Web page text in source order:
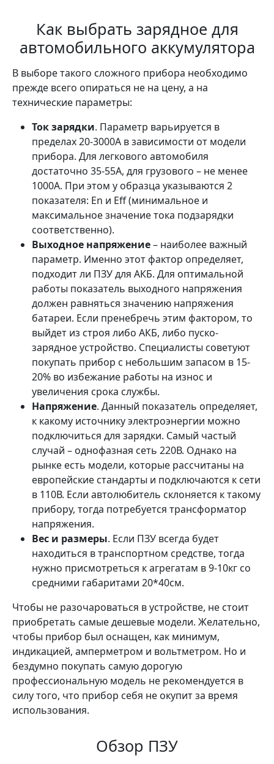
Как выбрать зарядное для
автомобильного аккумулятора
В выборе такого сложного прибора необходимо
прежде всего опираться не на цену, а на
технические параметры:
Ток зарядки. Параметр варьируется в
пределах 20-3000А в зависимости от модели
прибора. Для легкового автомобиля
достаточно 35-55А, для грузового – не менее
1000А. При этом у образца указываются 2
показателя: En и Eff (минимальное и
максимальное значение тока подзарядки
соответственно).
Выходное напряжение– наиболее важный
параметр. Именно этот фактор определяет,
подходит ли ПЗУ для АКБ. Для оптимальной
работы показатель выходного напряжения
должен равняться значению напряжения
батареи. Если пренебречь этим фактором, то
выйдет из строя либо АКБ, либо пуско-
зарядное устройство. Специалисты советуют
покупать прибор с небольшим запасом в 15-
20% во избежание работы на износ и
увеличения срока службы.
Напряжение. Данный показатель определяет,
к какому источнику электроэнергии можно
подключиться для зарядки. Самый частый
случай – однофазная сеть 220В. Однако на
рынке есть модели, которые рассчитаны на
европейские стандарты и подключаются к сети
в 110В. Если автолюбитель склоняется к такому
прибору, тогда потребуется трансформатор
напряжения.
Вес и размеры. Если ПЗУ всегда будет
находиться в транспортном средстве, тогда
нужно присмотреться к агрегатам в 9-10кг со
средними габаритами 20*40см.
Чтобы не разочароваться в устройстве, не стоит
приобретать самые дешевые модели. Желательно,
чтобы прибор был оснащен, как минимум,
индикацией, амперметром и вольтметром. Но и
бездумно покупать самую дорогую
профессиональную модель не рекомендуется в
силу того, что прибор себя не окупит за время
использования.
Обзор ПЗУ